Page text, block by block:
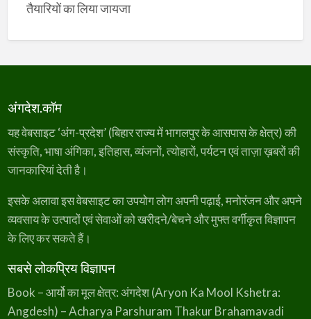
तैयारियों का लिया जायजा
अंगदेश.कॉम
यह वेबसाइट ‘अंग-प्रदेश’ (बिहार राज्य में भागलपुर के आसपास के क्षेत्र) की
संस्कृति, भाषा अंगिका, इतिहास, व्यंजनों, त्योहारों, पर्यटन एवं ताज़ा ख़बरों की
जानकारियां देती है।
इसके अलावा इस वेबसाइट का उपयोग लोग अपनी पढ़ाई, मनोरंजन और अपने
व्यवसाय के उत्पादों एवं सेवाओं को खरीदने/बेचने और मुफ्त वर्गीकृत विज्ञापन
के लिए कर सकते हैं।
सबसे लोकप्रिय विज्ञापन
Book – आर्यो का मूल क्षेत्र: अंगदेश (Aryon Ka Mool Kshetra:
Angdesh) – Acharya Parshuram Thakur Brahamavadi